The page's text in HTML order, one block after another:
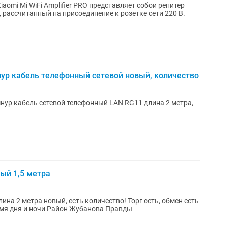
Mi WiFi Amplifier PRO представляет собои репитер
рассчитанный на присоединение к розетке сети 220 В.
кабель телефонный сетевой новый, количество
кабель сетевой телефонный LAN RG11 длина 2 метра,
1,5 метра
2 метра новый, есть количество! Торг есть, обмен есть
дня и ночи Район Жубанова Правды